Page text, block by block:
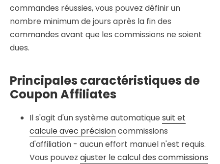
commandes réussies, vous pouvez définir un
nombre minimum de jours après la fin des
commandes avant que les commissions ne soient
dues.
Principales caractéristiques de
Coupon Affiliates
Il s'agit d'un système automatique suit et
calcule avec précisioncommissions
d'affiliation - aucun effort manuel n'est requis.
Vous pouvez ajuster le calcul des commissions